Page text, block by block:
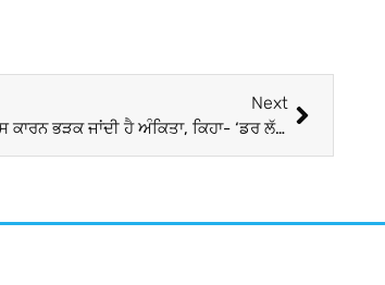
Next
Bigg Boss 17 : ਦੂਜੀਆਂ ਕੁੜੀਆਂ ਨਾਲ ਵਿੱਕੀ ਨੂੰ ਦੇਖ ਕੇ ਇਸ ਕਾਰਨ ਭੜਕ ਜਾਂਦੀ ਹੈ ਅੰਕਿਤਾ, ਕਿਹਾ- ‘ਡਰ ਲੱਗਦਾ ਹੈ ਕਿਤੇ…’